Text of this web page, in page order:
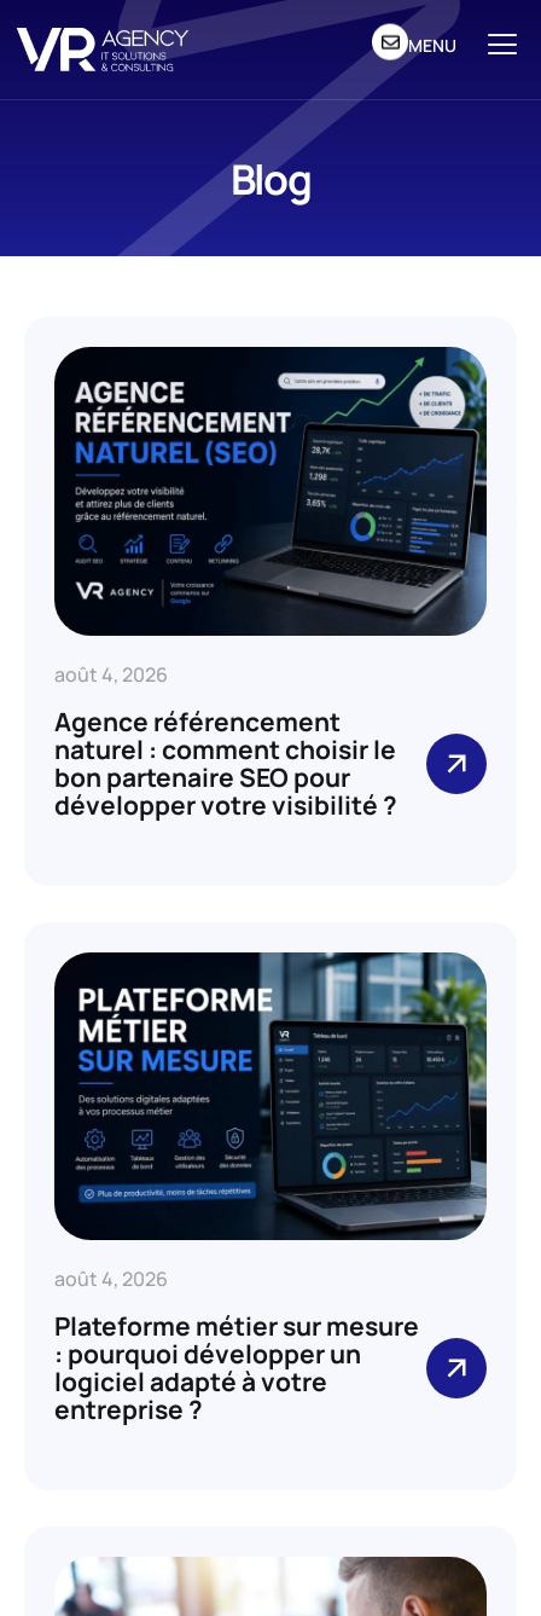
MENU
Blog
août 4, 2026
Agence référencement
naturel : comment choisir le
bon partenaire SEO pour
développer votre visibilité ?
août 4, 2026
Plateforme métier sur mesure
: pourquoi développer un
logiciel adapté à votre
entreprise ?